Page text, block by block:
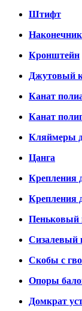
Штифт
Кронштейн
Джутовый
Канат
Канат
Кляймеры
Цанга
Крепления
Крепления
Пеньковый
Сизалевый
Скобы с
Опоры
Домкрат